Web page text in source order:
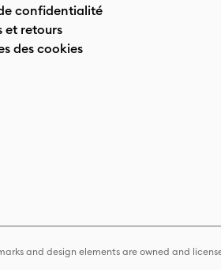
confidentialité
et retours
des cookies
and design elements are owned and